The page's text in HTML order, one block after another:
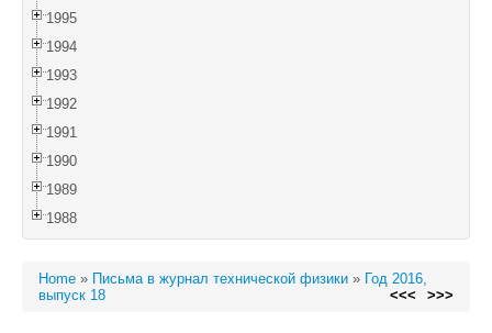
1995
1994
1993
1992
1991
1990
1989
1988
Home » Письма в журнал технической физики » Год 2016,
выпуск 18
<<< >>>